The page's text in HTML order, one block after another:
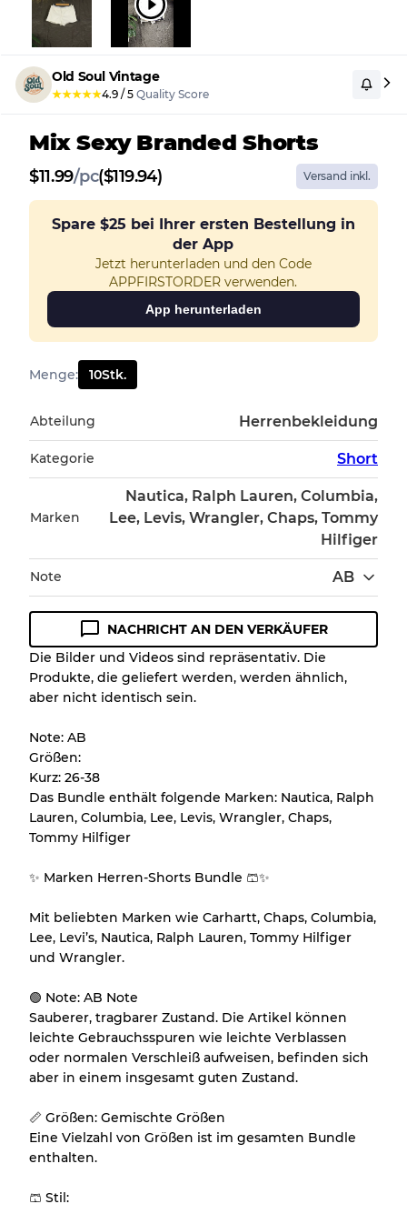
Old Soul Vintage
★★★★★4.9 / 5 Quality Score
Mix Sexy Branded Shorts
$11.99/pc($119.94) Versand inkl.
Spare $25 bei Ihrer ersten Bestellung in
der App
Jetzt herunterladen und den Code
APPFIRSTORDER verwenden.
App herunterladen
Menge: 10Stk.
Abteilung Herrenbekleidung
Kategorie Short
Marken
Nautica, Ralph Lauren, Columbia,
Lee, Levis, Wrangler, Chaps, Tommy
Hilfiger
Note AB
Zustandsrichtlinie
Alle Produkte enthalten eine Qualitätsstufe,
damit Sie den Zustand und das Aussehen
können.
Es gibt eine Fehlermarge von bis zu
10%
aufgrund des Großhandels
Unser 3-Stufen-System
Note AFast neu, leichte Abnutzung
Note C Sichtbare Abnutzung mit Flecken
Aufteilung für gemischte Ratios
Note AB
Note ABC
NACHRICHT AN DEN VERKÄUFER
Die Bilder und Videos sind repräsentativ. Die
Produkte, die geliefert werden, werden ähnlich,
aber nicht identisch sein.
Note: AB
Größen:
Kurz: 26-38
Das Bundle enthält folgende Marken: Nautica, Ralph
Lauren, Columbia, Lee, Levis, Wrangler, Chaps,
Tommy Hilfiger
✨ Marken Herren-Shorts Bundle 🩳✨
Mit beliebten Marken wie Carhartt, Chaps, Columbia,
Lee, Levi’s, Nautica, Ralph Lauren, Tommy Hilfiger
und Wrangler.
🟢 Note: AB Note
Sauberer, tragbarer Zustand. Die Artikel können
leichte Gebrauchsspuren wie leichte Verblassen
oder normalen Verschleiß aufweisen, befinden sich
aber in einem insgesamt guten Zustand.
📏 Größen: Gemischte Größen
Eine Vielzahl von Größen ist im gesamten Bundle
enthalten.
🩳 Stil: